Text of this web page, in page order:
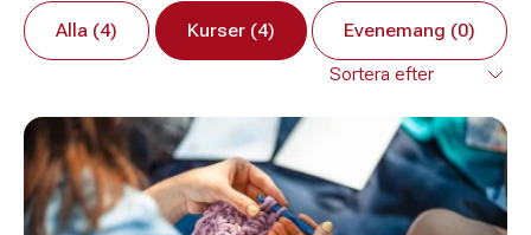
Alla (4) Kurser (4) Evenemang (0)